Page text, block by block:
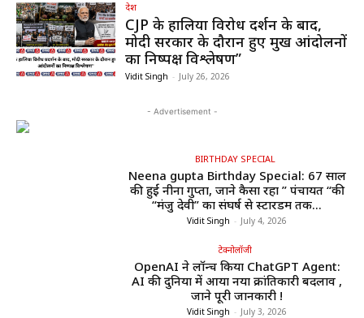
देश
CJP के हालिया विरोध प्रदर्शन के बाद,
मोदी सरकार के दौरान हुए प्रमुख आंदोलनों
का निष्पक्ष विश्लेषण”
Vidit Singh - July 26, 2026
- Advertisement -
BIRTHDAY SPECIAL
Neena gupta Birthday Special: 67 साल
की हुईं नीना गुप्ता, जाने कैसा रहा ” पंचायत “की
“मंजु देवी” का संघर्ष से स्टारडम तक...
Vidit Singh - July 4, 2026
टेक्नोलॉजी
OpenAI ने लॉन्च किया ChatGPT Agent:
AI की दुनिया में आया नया क्रांतिकारी बदलाव ,
जाने पूरी जानकारी !
Vidit Singh - July 3, 2026